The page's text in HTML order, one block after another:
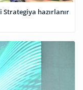
hazırlanır